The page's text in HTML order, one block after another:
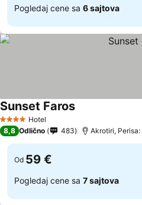
Pogledaj cene sa 6 sajtova
4 ZvezdiceHotel
Sunset FarosPogledaj cene
8,8 Odlično 483 Akrotiri,
Od 59 €
Pogledaj cene sa 7 sajtova